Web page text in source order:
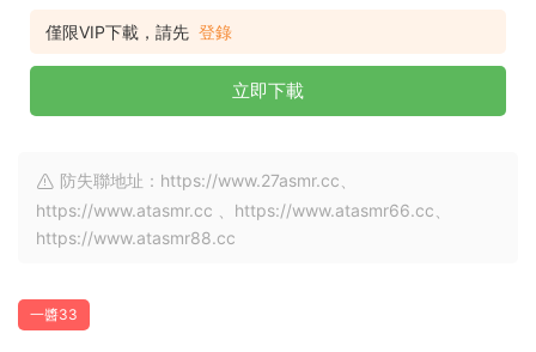
僅限VIP下載，請先 登錄
立即下載
防失聯地址：https://www.27asmr.cc、
https://www.atasmr.cc 、https://www.atasmr66.cc、
https://www.atasmr88.cc
一醬33